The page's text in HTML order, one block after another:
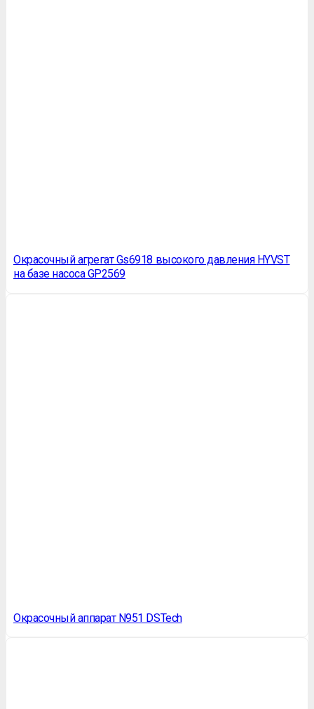
Окрасочный агрегат Gs6918 высокого давления HYVST
на базе насоса GP2569
Окрасочный аппарат N951 DSTech